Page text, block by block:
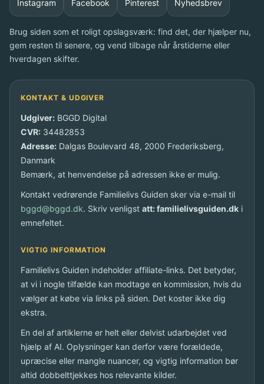
Instagram Facebook Pinterest Nyhedsbrev
Brug siden som et roligt opslagsværk: find det, der hjælper nu,
gem resten til senere, og vend tilbage når årstiderne eller
hverdagen skifter.
KONTAKT & UDGIVER
Udgiver: BGGD Digital
CVR: 34482853
Adresse: Dalgas Boulevard 48, 2000 Frederiksberg,
Danmark
Bemærk, at henvendelse på adressen ikke er mulig.
Kontakt vedrørende Familielivs Guiden sker via e-mail til
bggd@bggd.dk. Skriv venligst att: familielivsguiden.dk i
emnefeltet.
VIGTIG INFORMATION
Familielivs Guiden indeholder affiliate-links. Det betyder,
at vi i nogle tilfælde kan modtage en kommission, hvis du
vælger at købe via links på siden. Det koster ikke dig
ekstra.
En del af artiklerne er helt eller delvist udarbejdet ved
hjælp af AI. Oplysninger kan derfor være forældede,
upræcise eller mangle nuancer, og vigtig information bør
altid dobbelttjekkes hos relevante kilder.